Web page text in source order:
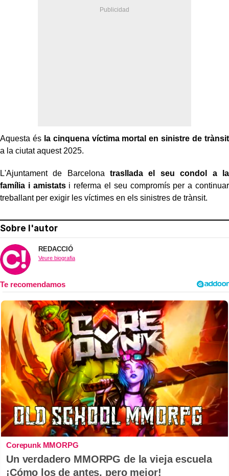
Aquesta ésla cinquena víctima mortal en sinistre de trànsit
a la ciutat aquest 2025.
L'Ajuntament de Barcelona trasllada el seu condol a la
família i amistatsi referma el seu compromís per a continuar
treballant per exigir les víctimes en els sinistres de trànsit.
Sobre l'autor
REDACCIÓ
Veure biografia
Corepunk MMORPG
Un verdadero MMORPG de la vieja escuela
¡Cómo los de antes, pero mejor!